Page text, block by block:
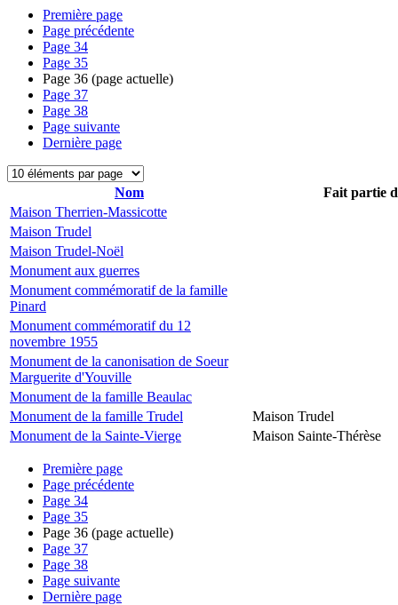
Première page
Page précédente
Page 34
Page 35
Page 36 (page actuelle)
Page 37
Page 38
Page suivante
Dernière page
Nom
Fait partie
Maison Therrien-Massicotte
Maison Trudel
Maison Trudel-Noël
Monument aux guerres
Monument commémoratif de la famille
Pinard
Monument commémoratif du 12
novembre 1955
Monument de la canonisation de Soeur
Marguerite d'Youville
Monument de la famille Beaulac
Monument de la famille Trudel
Maison Trudel
Monument de la Sainte-Vierge
Maison Sainte-Thérèse
Première page
Page précédente
Page 34
Page 35
Page 36 (page actuelle)
Page 37
Page 38
Page suivante
Dernière page